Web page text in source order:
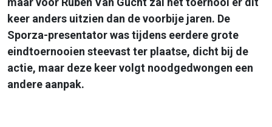
keer anders uitzien dan de voorbije jaren. De
Sporza-presentator was tijdens eerdere grote
eindtoernooien steevast ter plaatse, dicht bij de
actie, maar deze keer volgt noodgedwongen een
andere aanpak.